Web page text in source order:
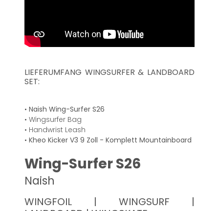
LIEFERUMFANG WINGSURFER & LANDBOARD
SET:
• Naish Wing-Surfer S26
• Wingsurfer Bag
• Handwrist Leash
• Kheo Kicker V3 9 Zoll - Komplett Mountainboard
Wing-Surfer S26
Naish
WINGFOIL | WINGSURF |